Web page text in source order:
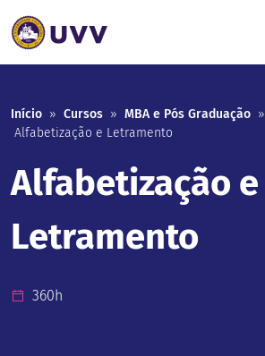
Início » Cursos » MBA e Pós Graduação »
Alfabetização e Letramento
Alfabetização e
Letramento
360h